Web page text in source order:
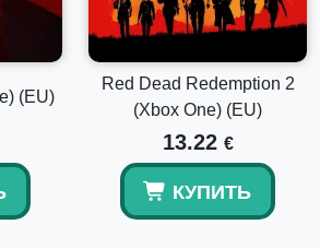
авварские трофеи и трофеи кунари
с помощью специального
оружия, разнообразных
уникальных элементов Скайхолда,
свою домашнюю базу.
(EU)
Red Dead Redemption 2
(Xbox One) (EU)
13.22 €
КУПИТЬ